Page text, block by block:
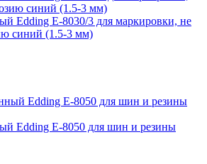
Edding E-8030/3 для маркировки, не
синий (1.5-3 мм)
Edding E-8050 для шин и резины